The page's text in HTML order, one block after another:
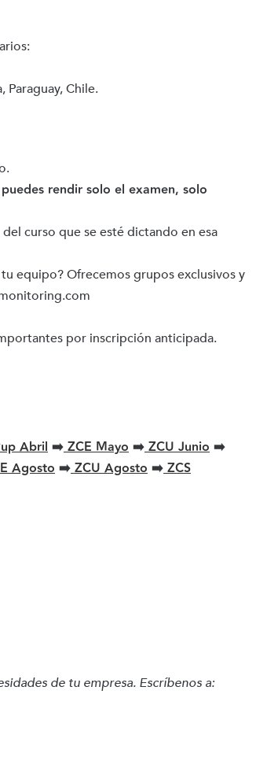
Paraguay, Chile.
rendir solo el examen, solo
curso que se esté dictando en esa
equipo? Ofrecemos grupos exclusivos y
por inscripción anticipada.
Abril ➡️ZCE Mayo ➡️ZCU Junio ➡️
Agosto ➡️ZCU Agosto ➡️ZCS
de tu empresa. Escríbenos a: